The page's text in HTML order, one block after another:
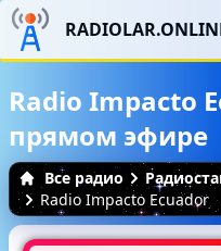
Radio Impacto
прямом эфире
Все радио
Radio Impacto Ecuador